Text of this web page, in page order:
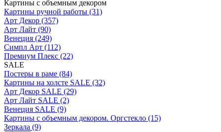
Картины с объемным декором
Картины ручной работы (31)
Арт Декор (357)
Арт Лайт (90)
Венеция (249)
Симпл Арт (112)
Премиум Плекс (22)
SALE
Постеры в раме (84)
Картины на холсте SALE (32)
Арт Декор SALE (29)
Арт Лайт SALE (2)
Венеция SALE (9)
Картины с объемным декором. Оргстекло (15)
Зеркала (9)